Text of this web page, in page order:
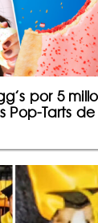
por 5
Pop-Tarts